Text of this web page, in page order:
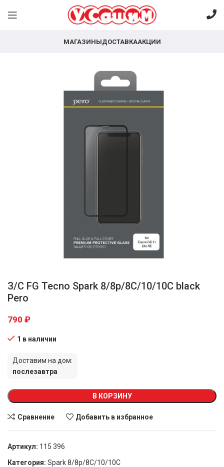
МАГАЗИНЫДОСТАВКААКЦИИ
З/С FG Tecno Spark 8/8p/8C/10/10C black
Pero
790 ₽
1 в наличии
Доставим на дом:
послезавтра
В КОРЗИНУ
Сравнение Добавить в избранное
Артикул: 115 396
Категория: Spark 8/8p/8C/10/10C